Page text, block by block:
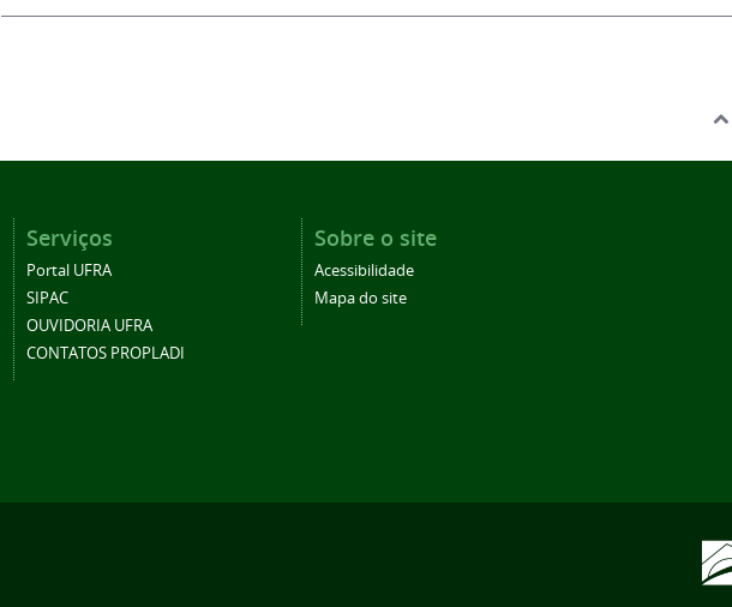
Serviços
Portal UFRA
SIPAC
OUVIDORIA UFRA
CONTATOS PROPLADI
Sobre o site
Acessibilidade
Mapa do site